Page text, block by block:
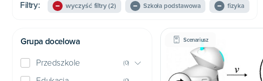
Filtry: wyczyść filtry(2) Szkoła podstawowa fizyka
Grupa docelowa
Przedszkole (0)
Scenariusz